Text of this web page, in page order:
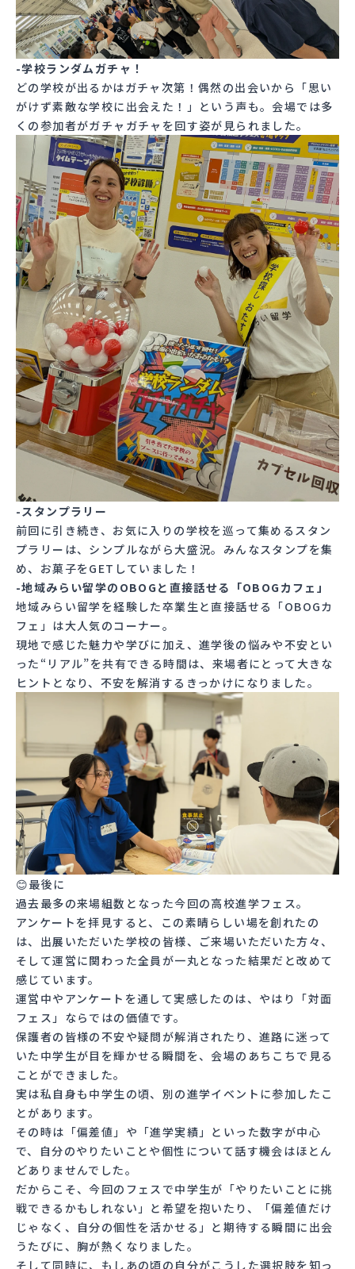
-学校ランダムガチャ！
どの学校が出るかはガチャ次第！偶然の出会いから「思い
がけず素敵な学校に出会えた！」という声も。会場では多
くの参加者がガチャガチャを回す姿が見られました。
-スタンプラリー
前回に引き続き、お気に入りの学校を巡って集めるスタン
プラリーは、シンプルながら大盛況。みんなスタンプを集
め、お菓子をGETしていました！
-地域みらい留学のOBOGと直接話せる「OBOGカフェ」
地域みらい留学を経験した卒業生と直接話せる「OBOGカ
フェ」は大人気のコーナー。
現地で感じた魅力や学びに加え、進学後の悩みや不安とい
った“リアル”を共有できる時間は、来場者にとって大きな
ヒントとなり、不安を解消するきっかけになりました。
😊最後に
過去最多の来場組数となった今回の高校進学フェス。
アンケートを拝見すると、この素晴らしい場を創れたの
は、出展いただいた学校の皆様、ご来場いただいた方々、
そして運営に関わった全員が一丸となった結果だと改めて
感じています。
運営中やアンケートを通して実感したのは、やはり「対面
フェス」ならではの価値です。
保護者の皆様の不安や疑問が解消されたり、進路に迷って
いた中学生が目を輝かせる瞬間を、会場のあちこちで見る
ことができました。
実は私自身も中学生の頃、別の進学イベントに参加したこ
とがあります。
その時は「偏差値」や「進学実績」といった数字が中心
で、自分のやりたいことや個性について話す機会はほとん
どありませんでした。
だからこそ、今回のフェスで中学生が「やりたいことに挑
戦できるかもしれない」と希望を抱いたり、「偏差値だけ
じゃなく、自分の個性を活かせる」と期待する瞬間に出会
うたびに、胸が熱くなりました。
そして同時に、もしあの頃の自分がこうした選択肢を知っ